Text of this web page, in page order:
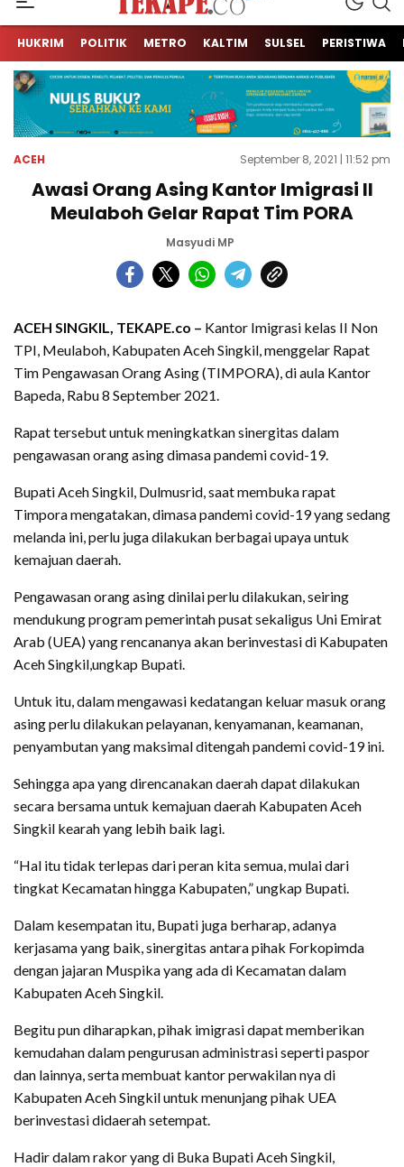
Tekape.co
Jendela Informasi Kita
HUKRIM POLITIK METRO KALTIM SULSEL PERISTIWA
ACEH September 8, 2021 | 11:52 pm
Awasi Orang Asing Kantor Imigrasi II
Meulaboh Gelar Rapat Tim PORA
Masyudi MP
ACEH SINGKIL, TEKAPE.co – Kantor Imigrasi kelas II Non
TPI, Meulaboh, Kabupaten Aceh Singkil, menggelar Rapat
Tim Pengawasan Orang Asing (TIMPORA), di aula Kantor
Bapeda, Rabu 8 September 2021.
Rapat tersebut untuk meningkatkan sinergitas dalam
pengawasan orang asing dimasa pandemi covid-19.
Bupati Aceh Singkil, Dulmusrid, saat membuka rapat
Timpora mengatakan, dimasa pandemi covid-19 yang sedang
melanda ini, perlu juga dilakukan berbagai upaya untuk
kemajuan daerah.
Pengawasan orang asing dinilai perlu dilakukan, seiring
mendukung program pemerintah pusat sekaligus Uni Emirat
Arab (UEA) yang rencananya akan berinvestasi di Kabupaten
Aceh Singkil,ungkap Bupati.
Untuk itu, dalam mengawasi kedatangan keluar masuk orang
asing perlu dilakukan pelayanan, kenyamanan, keamanan,
penyambutan yang maksimal ditengah pandemi covid-19 ini.
Sehingga apa yang direncanakan daerah dapat dilakukan
secara bersama untuk kemajuan daerah Kabupaten Aceh
Singkil kearah yang lebih baik lagi.
“Hal itu tidak terlepas dari peran kita semua, mulai dari
tingkat Kecamatan hingga Kabupaten,” ungkap Bupati.
Dalam kesempatan itu, Bupati juga berharap, adanya
kerjasama yang baik, sinergitas antara pihak Forkopimda
dengan jajaran Muspika yang ada di Kecamatan dalam
Kabupaten Aceh Singkil.
Begitu pun diharapkan, pihak imigrasi dapat memberikan
kemudahan dalam pengurusan administrasi seperti paspor
dan lainnya, serta membuat kantor perwakilan nya di
Kabupaten Aceh Singkil untuk menunjang pihak UEA
berinvestasi didaerah setempat.
Hadir dalam rakor yang di Buka Bupati Aceh Singkil,